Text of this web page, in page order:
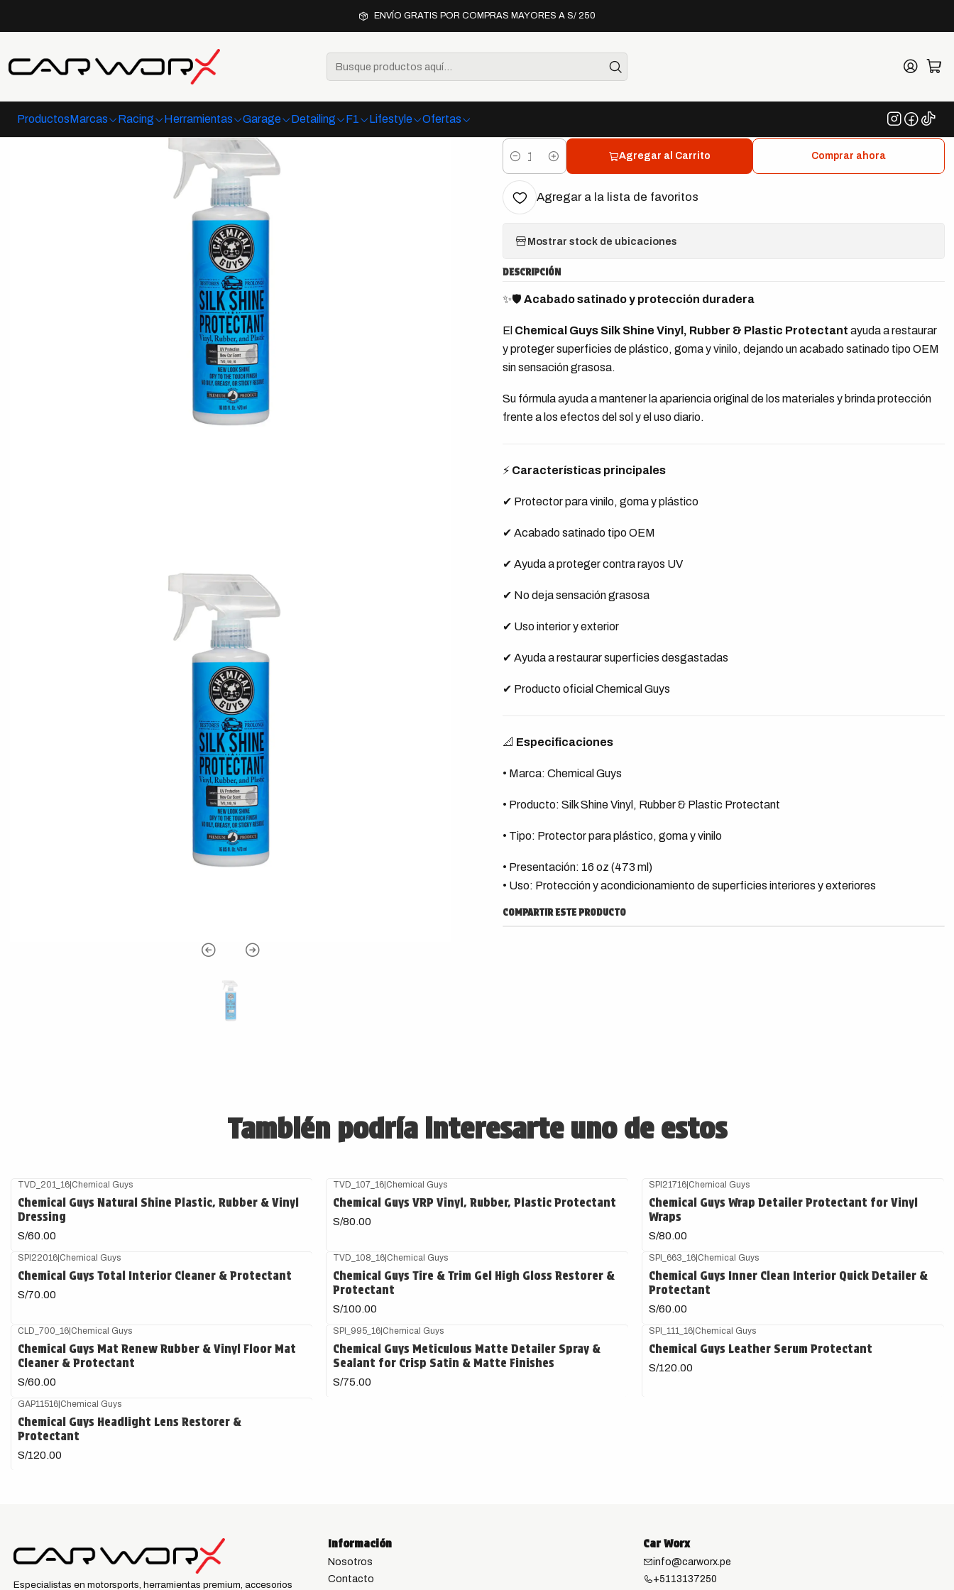
ProductosMarcas Racing Herramientas Garage Detailing F1 Lifestyle Ofertas
ENVÍO GRATIS POR COMPRAS MAYORES A S/ 250
Interior Chemical Guys Silk Shine Vinyl, Rubber & Plastic Protectant
Chemical Guys Silk Shine Vinyl,
Rubber & Plastic Protectant
Cantidad
Agregar al Carrito Comprar ahora
Agregar a la lista de favoritos
Mostrar stock de ubicaciones
DESCRIPCIÓN
✨🛡️ Acabado satinado y protección duradera
El Chemical Guys Silk Shine Vinyl, Rubber & Plastic Protectant ayuda a restaurar
y proteger superficies de plástico, goma y vinilo, dejando un acabado satinado tipo OEM
sin sensación grasosa.
Su fórmula ayuda a mantener la apariencia original de los materiales y brinda protección
frente a los efectos del sol y el uso diario.
⚡ Características principales
✔ Protector para vinilo, goma y plástico
✔ Acabado satinado tipo OEM
✔ Ayuda a proteger contra rayos UV
✔ No deja sensación grasosa
✔ Uso interior y exterior
✔ Ayuda a restaurar superficies desgastadas
✔ Producto oficial Chemical Guys
📐 Especificaciones
• Marca: Chemical Guys
• Producto: Silk Shine Vinyl, Rubber & Plastic Protectant
• Tipo: Protector para plástico, goma y vinilo
• Presentación: 16 oz (473 ml)
• Uso: Protección y acondicionamiento de superficies interiores y exteriores
COMPARTIR ESTE PRODUCTO
También podría interesarte uno de estos
TVD_201_16|Chemical Guys
Chemical Guys Natural Shine Plastic, Rubber & Vinyl
Dressing
S/60.00
TVD_107_16|Chemical Guys
Chemical Guys VRP Vinyl, Rubber, Plastic Protectant
S/80.00
SPI21716|Chemical Guys
Chemical Guys Wrap Detailer Protectant for Vinyl
Wraps
S/80.00
SPI22016|Chemical Guys
Chemical Guys Total Interior Cleaner & Protectant
S/70.00
TVD_108_16|Chemical Guys
Chemical Guys Tire & Trim Gel High Gloss Restorer &
Protectant
S/100.00
SPI_663_16|Chemical Guys
Chemical Guys Inner Clean Interior Quick Detailer &
Protectant
S/60.00
CLD_700_16|Chemical Guys
Chemical Guys Mat Renew Rubber & Vinyl Floor Mat
Cleaner & Protectant
S/60.00
SPI_995_16|Chemical Guys
Chemical Guys Meticulous Matte Detailer Spray &
Sealant for Crisp Satin & Matte Finishes
S/75.00
SPI_111_16|Chemical Guys
Chemical Guys Leather Serum Protectant
S/120.00
GAP11516|Chemical Guys
Chemical Guys Headlight Lens Restorer &
Protectant
S/120.00
Especialistas en motorsports, herramientas premium, accesorios
Información
Nosotros
Contacto
Car Worx
info@carworx.pe
+5113137250